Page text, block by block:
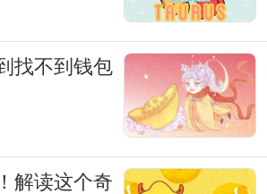
找不到钱包
解读这个奇